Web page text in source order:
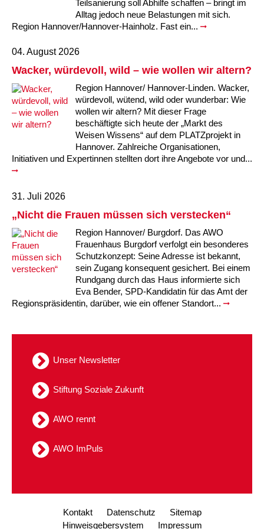
Kindertagesstätte Schneiderberg
Kindertagesstätte Tresckowstraße
Kindertagesstätte Voltmerstraße
Kindertagesstätte Wiehbergstraße
Offene Sprach-Sprechstunde
Familienzentrum
Familienzentrum
Kindertagesstätte Pfarrlandplatz
Hör- und Sprachheilkindergarten Ratswiese
Kindertagesstätte Rosenbergstraße
Kindertagesstätte Schweriner Straße /
Kindertagesstätte Sylter Weg
Kindertagesstätte Tresckowstraße
Kindertagesstätte Voltmerstraße
Teilsanierung soll Abhilfe schaffen – bringt im
Alltag jedoch neue Belastungen mit sich.
Region Hannover/Hannover-Hainholz. Fast ein...
04. August 2026
Wacker, würdevoll, wild – wie wollen wir altern?
Region Hannover/ Hannover-Linden. Wacker,
würdevoll, wütend, wild oder wunderbar: Wie
wollen wir altern? Mit dieser Frage
beschäftigte sich heute der „Markt des
Weisen Wissens“ auf dem PLATZprojekt in
Hannover. Zahlreiche Organisationen,
Initiativen und Expertinnen stellten dort ihre Angebote vor und...
31. Juli 2026
„Nicht die Frauen müssen sich verstecken“
Region Hannover/ Burgdorf. Das AWO
Frauenhaus Burgdorf verfolgt ein besonderes
Schutzkonzept: Seine Adresse ist bekannt,
sein Zugang konsequent gesichert. Bei einem
Rundgang durch das Haus informierte sich
Eva Bender, SPD-Kandidatin für das Amt der
Regionspräsidentin, darüber, wie ein offener Standort...
Unser Newsletter
Stiftung Soziale Zukunft
AWO rennt
AWO ImPuls
Kontakt Datenschutz
Sitemap
Hinweisgebersystem
Impressum